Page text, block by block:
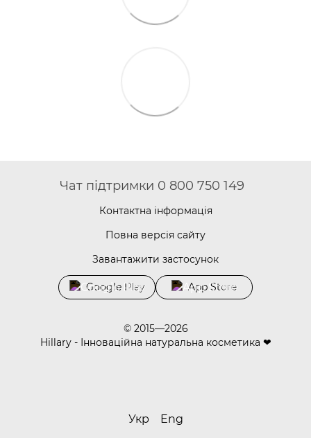
Чат підтримки 0 800 750 149
Контактна інформація
Повна версія сайту
Завантажити застосунок
Google Play App Store
© 2015—2026
Hillary - Інноваційна натуральна косметика ❤
Укр Eng